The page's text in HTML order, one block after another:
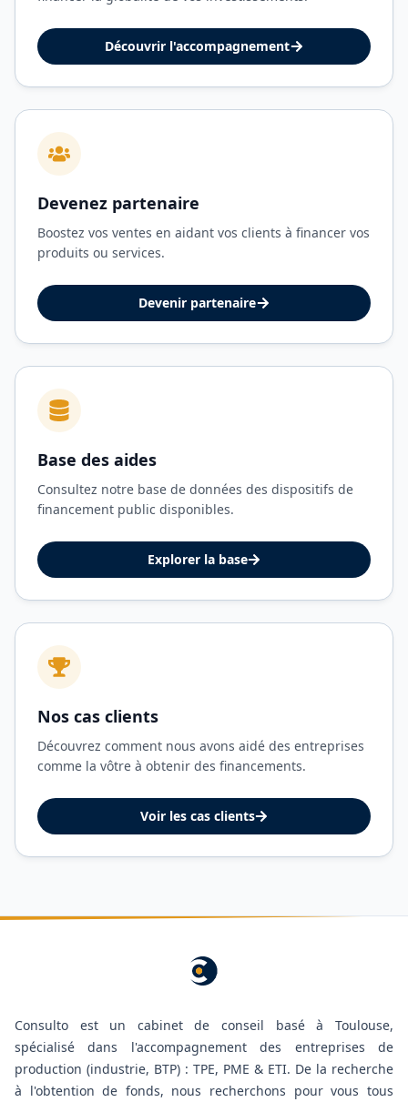
Découvrir l'accompagnement
Devenez partenaire
Boostez vos ventes en aidant vos clients à financer vos
produits ou services.
Devenir partenaire
Base des aides
Consultez notre base de données des dispositifs de
financement public disponibles.
Explorer la base
Nos cas clients
Découvrez comment nous avons aidé des entreprises
comme la vôtre à obtenir des financements.
Voir les cas clients
Consulto est un cabinet de conseil basé à Toulouse,
spécialisé dans l'accompagnement des entreprises de
production (industrie, BTP) : TPE, PME & ETI. De la recherche
à l'obtention de fonds, nous recherchons pour vous tous